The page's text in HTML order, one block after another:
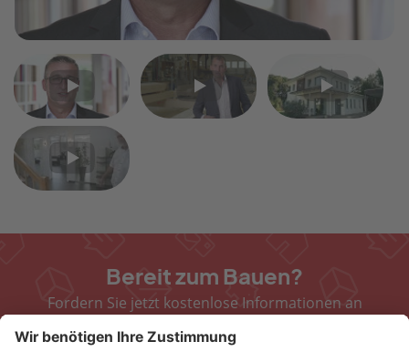
Video
1
Video
2
Video
Video
4
Bereit zum Bauen?
Fordern Sie jetzt kostenlose Informationen an
oder sprechen Sie mit einem Baupartner vor